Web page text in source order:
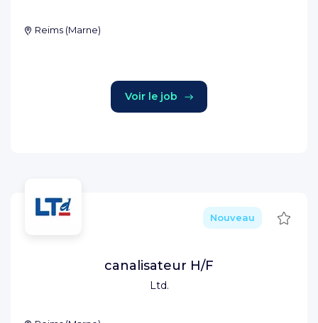
Reims (Marne)
Voir le job
Ltd.
Nouveau
canalisateur H/F